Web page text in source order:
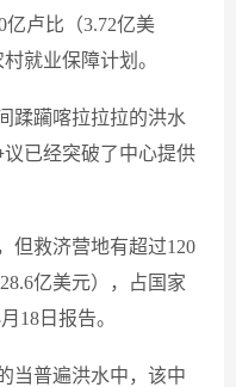
亿卢比（3.72亿美
就业保障计划。
蹂躏喀拉拉拉的洪水
已经突破了中心提供
但救济营地有超过120
亿美元），占国家
18日报告。
当普遍洪水中，该中